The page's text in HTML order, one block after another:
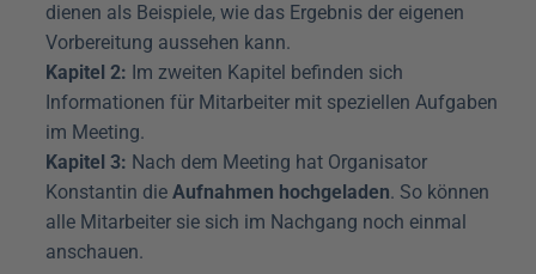
dienen als Beispiele, wie das Ergebnis der eigenen
Vorbereitung aussehen kann.
Kapitel 2: Im zweiten Kapitel befinden sich
Informationen für Mitarbeiter mit speziellen Aufgaben
im Meeting.
Kapitel 3: Nach dem Meeting hat Organisator
Konstantin die Aufnahmen hochgeladen. So können
alle Mitarbeiter sie sich im Nachgang noch einmal
anschauen.